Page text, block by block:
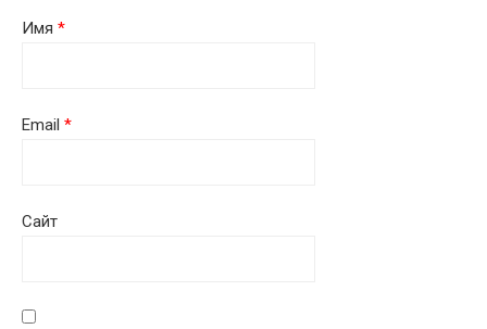
Имя *
Email *
Сайт